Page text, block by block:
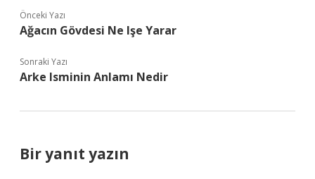
Önceki Yazı
Ağacın Gövdesi Ne Işe Yarar
Sonraki Yazı
Arke Isminin Anlamı Nedir
Bir yanıt yazın